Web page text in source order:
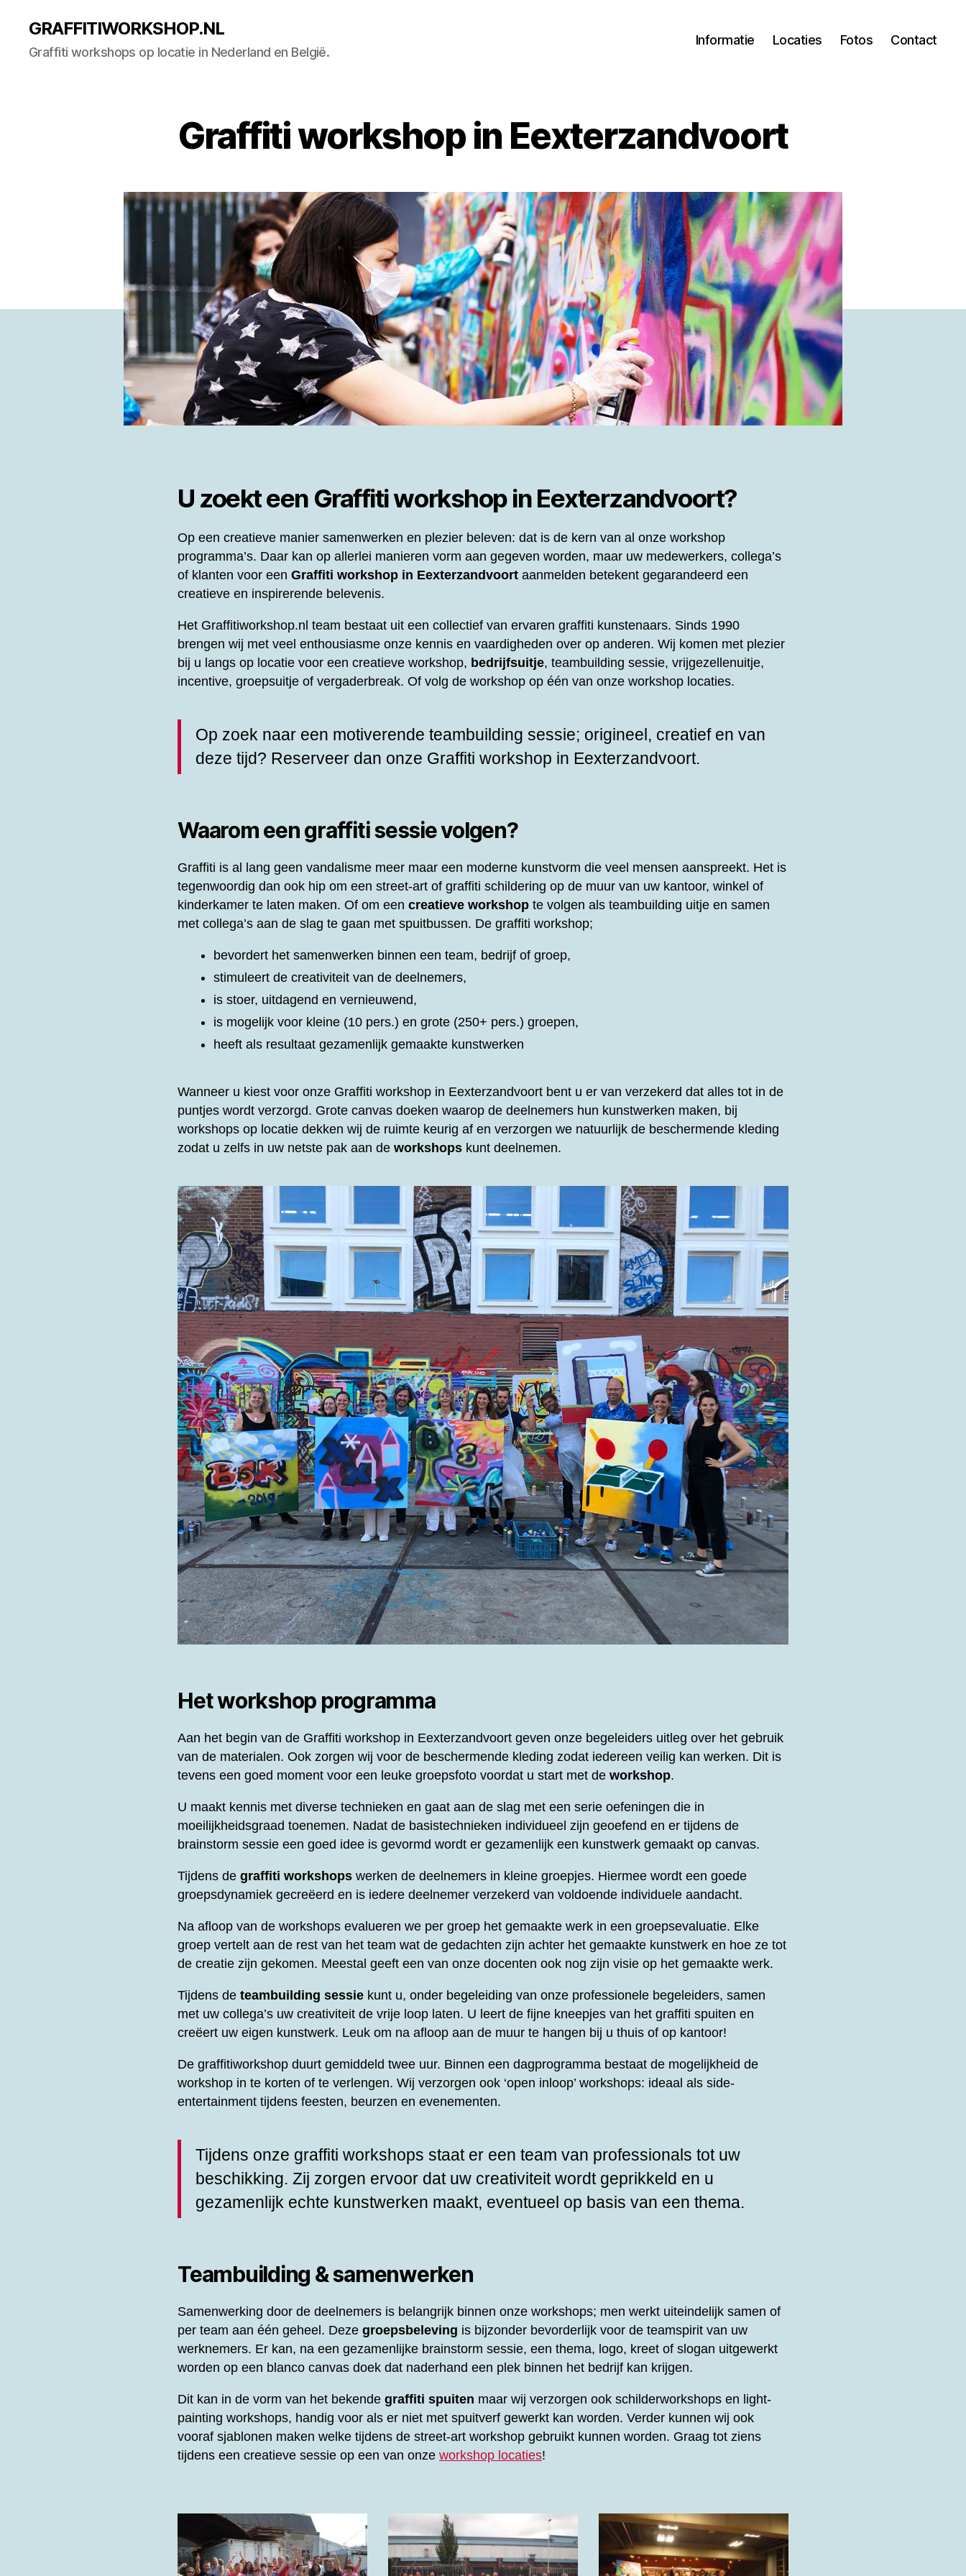
GRAFFITIWORKSHOP.NL
Graffiti workshops op locatie in Nederland en België.
Informatie Locaties Fotos Contact
Graffiti workshop in Eexterzandvoort
U zoekt een Graffiti workshop in Eexterzandvoort?
Op een creatieve manier samenwerken en plezier beleven: dat is de kern van al onze workshop
programma’s. Daar kan op allerlei manieren vorm aan gegeven worden, maar uw medewerkers, collega’s
of klanten voor een Graffiti workshop in Eexterzandvoort aanmelden betekent gegarandeerd een
creatieve en inspirerende belevenis.
Het Graffitiworkshop.nl team bestaat uit een collectief van ervaren graffiti kunstenaars. Sinds 1990
brengen wij met veel enthousiasme onze kennis en vaardigheden over op anderen. Wij komen met plezier
bij u langs op locatie voor een creatieve workshop, bedrijfsuitje, teambuilding sessie, vrijgezellenuitje,
incentive, groepsuitje of vergaderbreak. Of volg de workshop op één van onze workshop locaties.
Op zoek naar een motiverende teambuilding sessie; origineel, creatief en van
deze tijd? Reserveer dan onze Graffiti workshop in Eexterzandvoort.
Waarom een graffiti sessie volgen?
Graffiti is al lang geen vandalisme meer maar een moderne kunstvorm die veel mensen aanspreekt. Het is
tegenwoordig dan ook hip om een street-art of graffiti schildering op de muur van uw kantoor, winkel of
kinderkamer te laten maken. Of om een creatieve workshop te volgen als teambuilding uitje en samen
met collega’s aan de slag te gaan met spuitbussen. De graffiti workshop;
bevordert het samenwerken binnen een team, bedrijf of groep,
stimuleert de creativiteit van de deelnemers,
is stoer, uitdagend en vernieuwend,
is mogelijk voor kleine (10 pers.) en grote (250+ pers.) groepen,
heeft als resultaat gezamenlijk gemaakte kunstwerken
Wanneer u kiest voor onze Graffiti workshop in Eexterzandvoort bent u er van verzekerd dat alles tot in de
puntjes wordt verzorgd. Grote canvas doeken waarop de deelnemers hun kunstwerken maken, bij
workshops op locatie dekken wij de ruimte keurig af en verzorgen we natuurlijk de beschermende kleding
zodat u zelfs in uw netste pak aan de workshops kunt deelnemen.
Het workshop programma
Aan het begin van de Graffiti workshop in Eexterzandvoort geven onze begeleiders uitleg over het gebruik
van de materialen. Ook zorgen wij voor de beschermende kleding zodat iedereen veilig kan werken. Dit is
tevens een goed moment voor een leuke groepsfoto voordat u start met de workshop.
U maakt kennis met diverse technieken en gaat aan de slag met een serie oefeningen die in
moeilijkheidsgraad toenemen. Nadat de basistechnieken individueel zijn geoefend en er tijdens de
brainstorm sessie een goed idee is gevormd wordt er gezamenlijk een kunstwerk gemaakt op canvas.
Tijdens de graffiti workshops werken de deelnemers in kleine groepjes. Hiermee wordt een goede
groepsdynamiek gecreëerd en is iedere deelnemer verzekerd van voldoende individuele aandacht.
Na afloop van de workshops evalueren we per groep het gemaakte werk in een groepsevaluatie. Elke
groep vertelt aan de rest van het team wat de gedachten zijn achter het gemaakte kunstwerk en hoe ze tot
de creatie zijn gekomen. Meestal geeft een van onze docenten ook nog zijn visie op het gemaakte werk.
Tijdens de teambuilding sessie kunt u, onder begeleiding van onze professionele begeleiders, samen
met uw collega’s uw creativiteit de vrije loop laten. U leert de fijne kneepjes van het graffiti spuiten en
creëert uw eigen kunstwerk. Leuk om na afloop aan de muur te hangen bij u thuis of op kantoor!
De graffitiworkshop duurt gemiddeld twee uur. Binnen een dagprogramma bestaat de mogelijkheid de
workshop in te korten of te verlengen. Wij verzorgen ook ‘open inloop’ workshops: ideaal als side-
entertainment tijdens feesten, beurzen en evenementen.
Tijdens onze graffiti workshops staat er een team van professionals tot uw
beschikking. Zij zorgen ervoor dat uw creativiteit wordt geprikkeld en u
gezamenlijk echte kunstwerken maakt, eventueel op basis van een thema.
Teambuilding & samenwerken
Samenwerking door de deelnemers is belangrijk binnen onze workshops; men werkt uiteindelijk samen of
per team aan één geheel. Deze groepsbeleving is bijzonder bevorderlijk voor de teamspirit van uw
werknemers. Er kan, na een gezamenlijke brainstorm sessie, een thema, logo, kreet of slogan uitgewerkt
worden op een blanco canvas doek dat naderhand een plek binnen het bedrijf kan krijgen.
Dit kan in de vorm van het bekende graffiti spuiten maar wij verzorgen ook schilderworkshops en light-
painting workshops, handig voor als er niet met spuitverf gewerkt kan worden. Verder kunnen wij ook
vooraf sjablonen maken welke tijdens de street-art workshop gebruikt kunnen worden. Graag tot ziens
tijdens een creatieve sessie op een van onze workshop locaties!